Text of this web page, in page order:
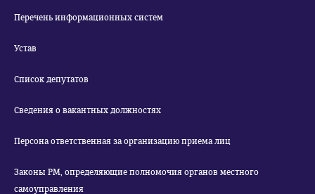
Перечень информационных систем
Устав
Список депутатов
Сведения о вакантных должностях
Персона ответственная за организацию приема лиц
Законы РМ, определяющие полномочия органов местного
самоуправления